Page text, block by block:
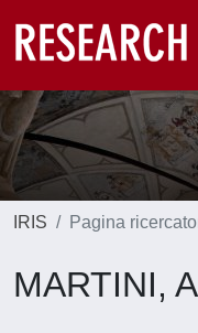
IRIS Pagina
MARTINI,